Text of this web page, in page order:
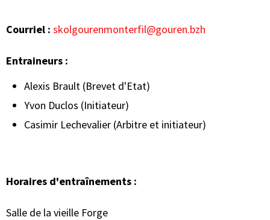
Courriel : skolgourenmonterfil@gouren.bzh
Entraineurs :
Alexis Brault (Brevet d'Etat)
Yvon Duclos (Initiateur)
Casimir Lechevalier (Arbitre et initiateur)
Horaires d'entraînements :
Salle de la vieille Forge